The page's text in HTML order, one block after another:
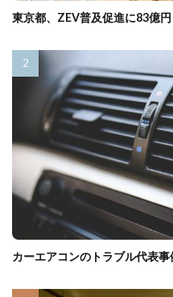
東京都、ZEV普及促進に83億
カーエアコンのトラブル代表事